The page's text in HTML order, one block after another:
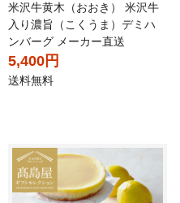
米沢牛黄木（おおき） 米沢牛
入り濃旨（こくうま）デミハ
ンバーグ メーカー直送
5,400円
送料無料